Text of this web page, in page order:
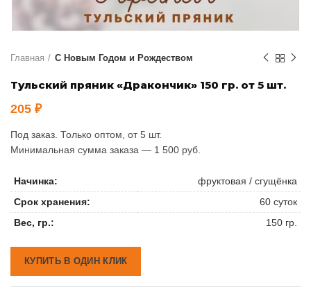
Главная С Новым Годом и Рождеством
Тульский пряник «Дракончик» 150 гр. от 5 шт.
205 ₽
Под заказ. Только оптом, от 5 шт.
Минимальная сумма заказа — 1 500 руб.
Начинка:
фруктовая / сгущёнка
Срок хранения:
60 суток
Вес, гр.:
150 гр.
КУПИТЬ В ОДИН КЛИК